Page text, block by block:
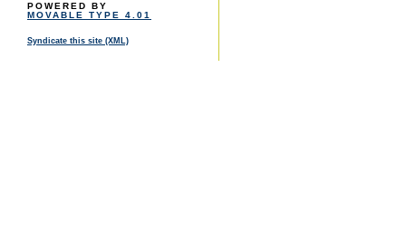
POWERED BY
MOVABLE TYPE 4.01
Syndicate this site (XML)